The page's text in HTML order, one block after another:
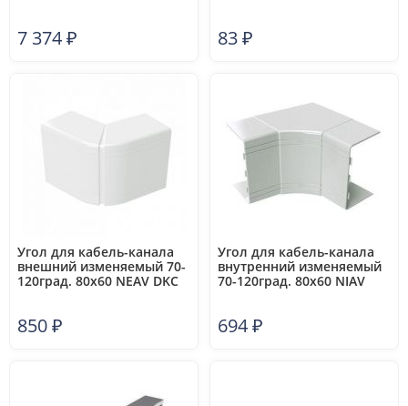
7 374₽ 83₽
Угол для кабель-канала
внешний изменяемый 70-
120град. 80х60 NEAV DKC
850₽
Угол для кабель-канала
внутренний изменяемый
70-120град. 80х60 NIAV
694₽